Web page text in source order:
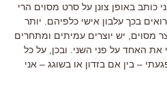
כותב באופן צונן על סרט מסוים הרי
בכך עלבון אישי כלפיהם. יותר
מסוים, יש יוצרים עמיתים ומתחרים
האחד על פני השני. ובכן, על כל
– בין אם בזדון או בשוגג – אני